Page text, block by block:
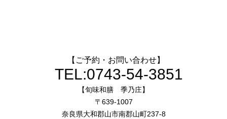
【ご予約・お問い合わせ】
TEL:0743-54-3851
【旬味和膳 季乃庄】
〒639-1007
奈良県大和郡山市南郡山町237-8